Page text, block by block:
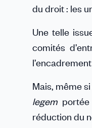
du droit : les
Une telle
comités
Mais, même
legemportée
réduction du